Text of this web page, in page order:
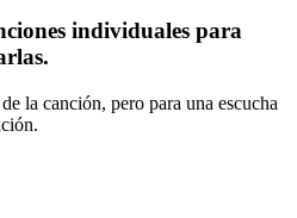
individuales para
la canción, pero para una escucha